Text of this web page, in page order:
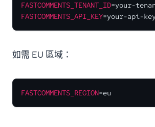
FASTCOMMENTS_TENANT_ID
FASTCOMMENTS_API_KEY=your-api-
如需 EU 區域：
FASTCOMMENTS_REGION=eu